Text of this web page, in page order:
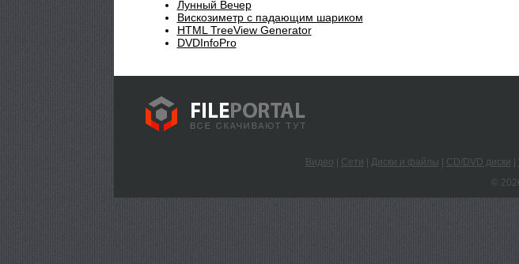
Лунный Вечер
Вискозиметр с падающим шариком
HTML TreeView Generator
DVDInfoPro
Видео | Сети | Диски и файлы | CD/DVD диски |
©